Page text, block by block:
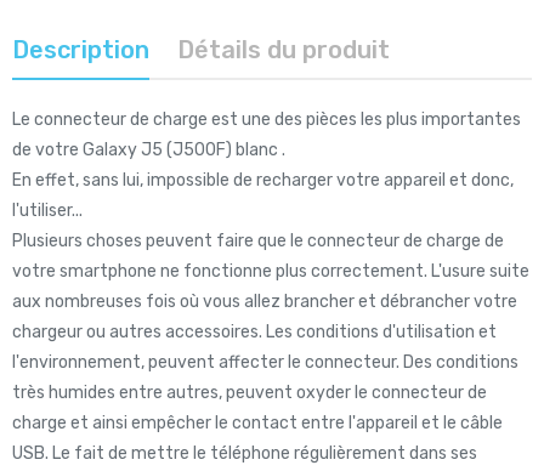
Description Détails du produit
Le connecteur de charge est une des pièces les plus importantes
de votre Galaxy J5 (J500F) blanc .
En effet, sans lui, impossible de recharger votre appareil et donc,
l'utiliser...
Plusieurs choses peuvent faire que le connecteur de charge de
votre smartphone ne fonctionne plus correctement. L'usure suite
aux nombreuses fois où vous allez brancher et débrancher votre
chargeur ou autres accessoires. Les conditions d'utilisation et
l'environnement, peuvent affecter le connecteur. Des conditions
très humides entre autres, peuvent oxyder le connecteur de
charge et ainsi empêcher le contact entre l'appareil et le câble
USB. Le fait de mettre le téléphone régulièrement dans ses